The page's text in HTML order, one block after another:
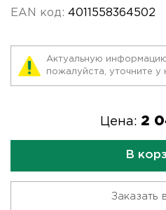
EAN код: 4011558364502
Актуальную
пожалуйста, уточните у
Цена: 2
В
Заказать